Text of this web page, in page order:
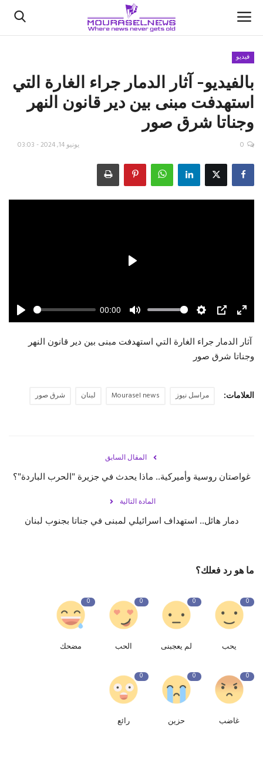
الأخبار
كتّابنا
السعودية
اقتصاد
علوم وتكنولوجيا
فيديو
بالفيديو- آثار الدمار جراء الغارة التي
استهدفت مبنى بين دير قانون النهر
وجناتا شرق صور
يونيو 14, 2024 - 03:03 0
Play
00:00
Mute
Settings
PIP
Enter
آثار الدمار جراء الغارة التي استهدفت مبنى بين دير قانون النهر
وجناتا شرق صور
العلامات: مراسل نيوز Mourasel news لبنان شرق صور
المقال السابق
غواصتان روسية وأميركية.. ماذا يحدث في جزيرة "الحرب الباردة"؟
المادة التالية
دمار هائل.. استهداف اسرائيلي لمبنى في جناتا بجنوب لبنان
ما هو رد فعلك؟
0
يحب
0
لم يعجبنى
0
الحب
0
مضحك
0
غاضب
0
حزين
0
رائع